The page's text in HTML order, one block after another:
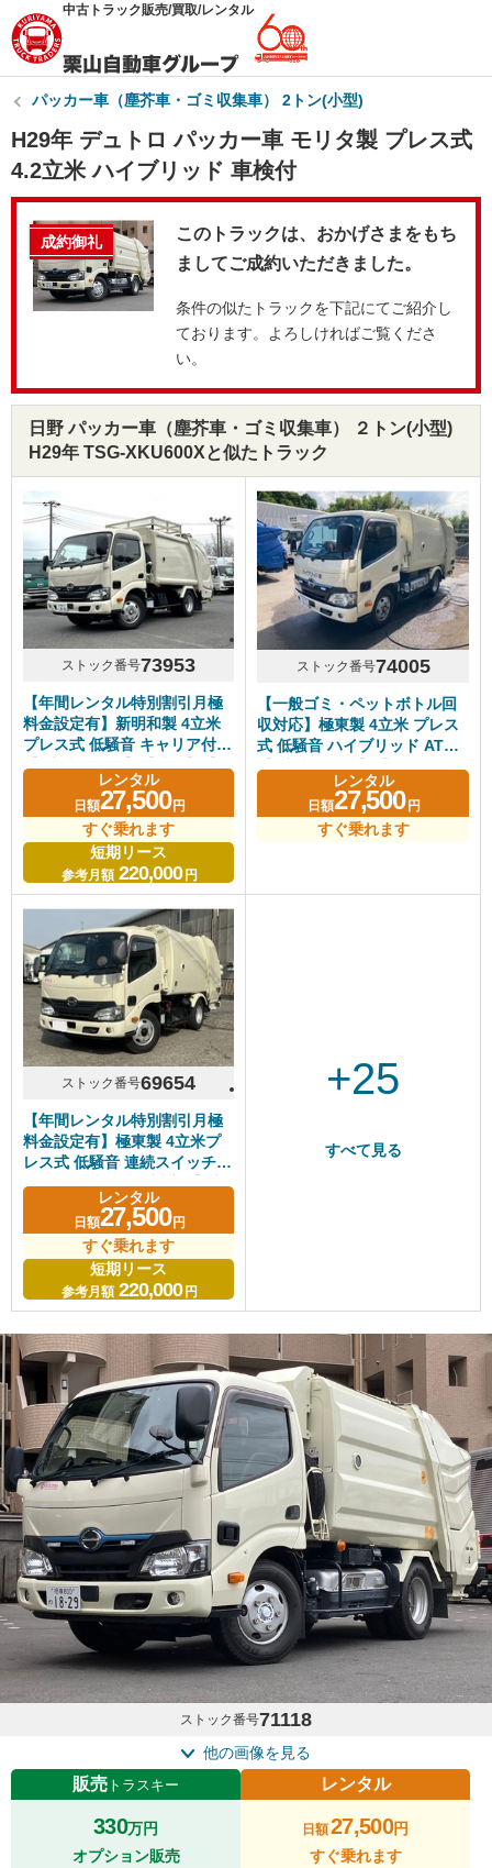
中古トラック販売/買取/レンタル
パッカー車（塵芥車・ゴミ収集車） 2トン(小型)
H29年 デュトロ パッカー車 モリタ製 プレス式
4.2立米 ハイブリッド 車検付
成約御礼
このトラックは、おかげさまをもち
ましてご成約いただきました。
条件の似たトラックを下記にてご紹介し
ております。よろしければご覧くださ
い。
日野 パッカー車（塵芥車・ゴミ収集車） ２トン(小型)
H29年 TSG-XKU600Xと似たトラック
ストック番号73953
【年間レンタル特別割引月極
料金設定有】新明和製 4立米
プレス式 低騒音 キャリア付き
【4立米クラス】【造園】【長
期レンタル・リース可】
レンタル
日額27,500円
すぐ乗れます
短期リース
参考月額 220,000円
ストック番号74005
【一般ゴミ・ペットボトル回
収対応】極東製 4立米 プレス
式 低騒音 ハイブリッド AT車
【4立米クラス】【長期レンタ
ル・リース可】【一般ごみ対
応】【資源ごみ対応】
レンタル
日額27,500 円
すぐ乗れます
ストック番号69654
【年間レンタル特別割引月極
料金設定有】極東製 4立米プ
レス式 低騒音 連続スイッチ無
し 段ボール・造園対応 【4立
米クラス】【長期レンタル・
リースOK】
レンタル
日額27,500 円
すぐ乗れます
短期リース
参考月額 220,000 円
+25
すべて見る
ストック番号71118
他の画像を見る
販売 トラスキー
330万円
オプション販売
レンタル
日額27,500円
すぐ乗れます